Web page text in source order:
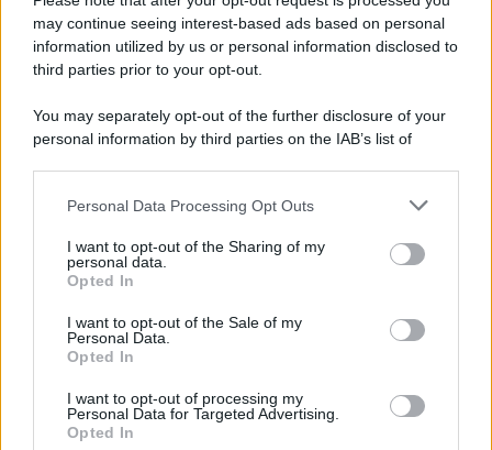
may continue seeing interest-based ads based on personal
information utilized by us or personal information disclosed to
third parties prior to your opt-out.
You may separately opt-out of the further disclosure of your
personal information by third parties on the IAB’s list of
This information may also be disclosed by us to third parties
disclose it to other third parties.
Please note that this website/app uses one or more Google
services and may gather and store information including but
not limited to your visit or usage behaviour. You may click to
grant or deny consent to Google and its third-party tags to
consent section.
Personal Data Processing Opt Outs
I want to opt-out of the Sharing of my
personal data.
Opted In
I want to opt-out of the Sale of my
Personal Data.
Opted In
I want to opt-out of processing my
Personal Data for Targeted Advertising.
Opted In